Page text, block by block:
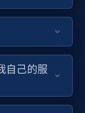
注册使用
Video url,
自己的服